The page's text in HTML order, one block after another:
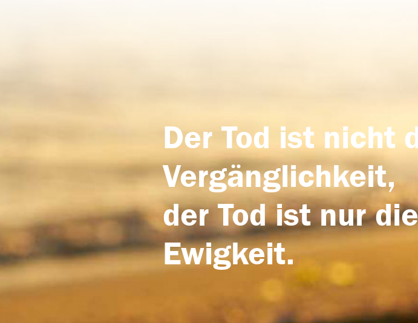
Der Tod ist nicht
Vergänglichkeit,
der Tod ist nur
Ewigkeit.